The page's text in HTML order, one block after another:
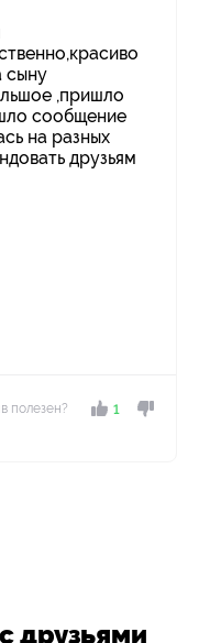
сыну
,пришло
сообщение
на разных
друзьям
полезен? 1
друзьями